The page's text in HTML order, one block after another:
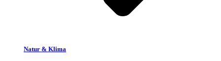
Natur & Klima